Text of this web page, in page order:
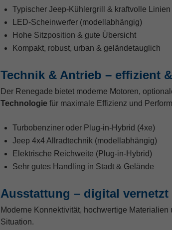
Typischer Jeep-Kühlergrill & kraftvolle Linien
LED-Scheinwerfer (modellabhängig)
Hohe Sitzposition & gute Übersicht
Kompakt, robust, urban & geländetauglich
Technik & Antrieb – effizient
Der Renegade bietet moderne Motoren,
Technologiefür maximale Effizienz und
Turbobenziner oder Plug-in-Hybrid (4xe)
Jeep 4x4 Allradtechnik (modellabhängig)
Elektrische Reichweite (Plug-in-Hybrid)
Sehr gutes Handling in Stadt & Gelände
Ausstattung – digital vernetzt
Moderne Konnektivität, hochwertige
Situation.